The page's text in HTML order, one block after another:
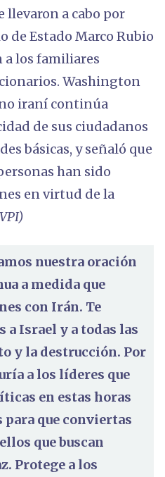
llevaron a cabo por
de Estado Marco Rubio
a los familiares
Washington
iraní continúa
de sus ciudadanos
básicas, y señaló que
han sido
en virtud de la
nuestra oración
a medida que
con Irán. Te
a Israel y a todas las
y la destrucción. Por
a los líderes que
en estas horas
que conviertas
que buscan
Protege a los